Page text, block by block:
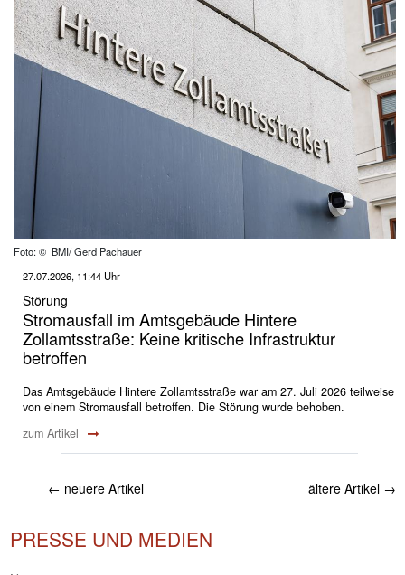
Foto: © BMI/ Gerd Pachauer
27.07.2026, 11:44 Uhr
Störung
Stromausfall im Amtsgebäude Hintere
Zollamtsstraße: Keine kritische Infrastruktur
betroffen
Das Amtsgebäude Hintere Zollamtsstraße war am 27. Juli 2026 teilweise
von einem Stromausfall betroffen. Die Störung wurde behoben.
zum Artikel
← neuere Artikel ältere Artikel →
PRESSE UND MEDIEN